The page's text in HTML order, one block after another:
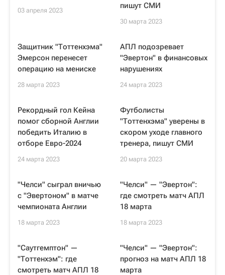
03 апреля 2023
пишут СМИ
30 марта 2023
Защитник "Тоттенхэма"
Эмерсон перенесет
операцию на мениске
28 марта 2023
АПЛ подозревает
"Эвертон" в финансовых
нарушениях
24 марта 2023
Рекордный гол Кейна
помог сборной Англии
победить Италию в
отборе Евро-2024
24 марта 2023
Футболисты
"Тоттенхэма" уверены в
скором уходе главного
тренера, пишут СМИ
20 марта 2023
"Челси" сыграл вничью
с "Эвертоном" в матче
чемпионата Англии
18 марта 2023
"Челси" — "Эвертон":
где смотреть матч АПЛ
18 марта
18 марта 2023
"Саутгемптон" —
"Тоттенхэм": где
смотреть матч АПЛ 18
"Челси" — "Эвертон":
прогноз на матч АПЛ 18
марта